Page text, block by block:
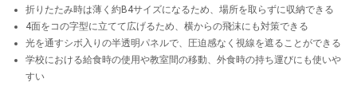
折りたたみ時は薄く約B4サイズになるため、場所を取らずに収納できる
4面をコの字型に立てて広げるため、横からの飛沫にも対策できる
光を通すシボ入りの半透明パネルで、圧迫感なく視線を遮ることができる
学校における給食時の使用や教室間の移動、外食時の持ち運びにも使いや
すい